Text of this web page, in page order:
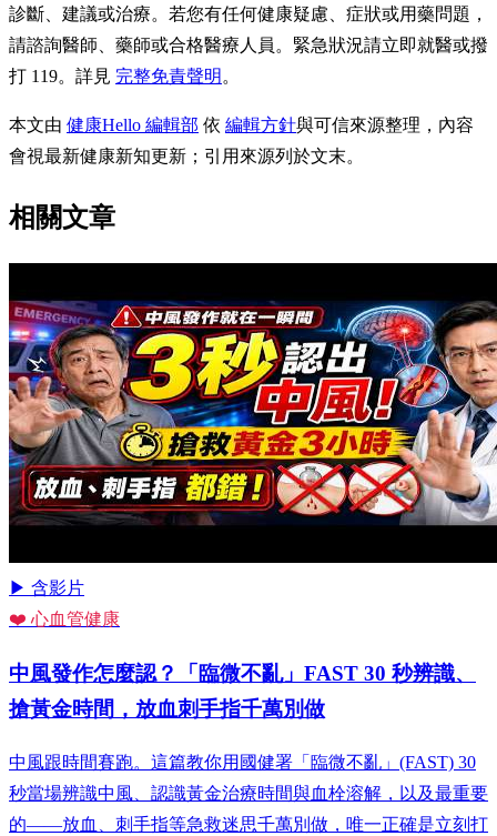
診斷、建議或治療。若您有任何健康疑慮、症狀或用藥問題，
請諮詢醫師、藥師或合格醫療人員。緊急狀況請立即就醫或撥
打 119。詳見 完整免責聲明 。
本文由 健康Hello 編輯部 依 編輯方針與可信來源整理，內容
會視最新健康新知更新；引用來源列於文末。
相關文章
▶ 含影片
❤️ 心血管健康
中風發作怎麼認？「臨微不亂」FAST 30 秒辨識、
搶黃金時間，放血刺手指千萬別做
中風跟時間賽跑。這篇教你用國健署「臨微不亂」(FAST) 30
秒當場辨識中風、認識黃金治療時間與血栓溶解，以及最重要
的——放血、刺手指等急救迷思千萬別做，唯一正確是立刻打